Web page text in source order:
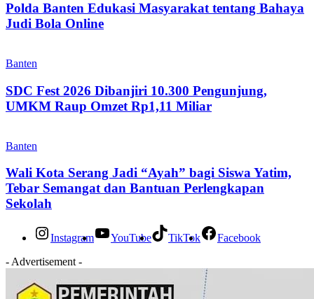
Polda Banten Edukasi Masyarakat tentang Bahaya
Judi Bola Online
Banten
SDC Fest 2026 Dibanjiri 10.300 Pengunjung,
UMKM Raup Omzet Rp1,11 Miliar
Banten
Wali Kota Serang Jadi “Ayah” bagi Siswa Yatim,
Tebar Semangat dan Bantuan Perlengkapan
Sekolah
Instagram YouTube TikTok
Facebook
- Advertisement -